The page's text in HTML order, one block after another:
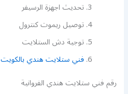
تحديث اجهزة الرسيفر
توصيل ريموت كنترول
توجية دش الستلايت
فني ستلايت هندي بالكويت
رقم فني ستلايت هندي الفروانية